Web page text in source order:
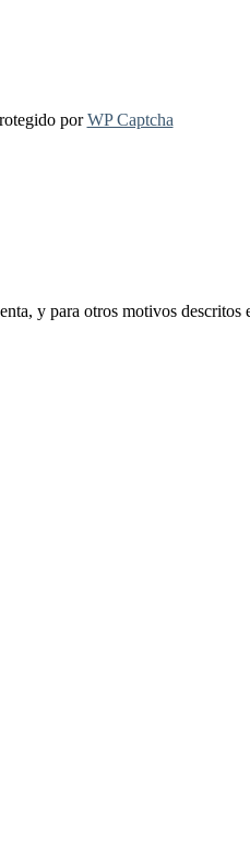
porWP Captcha
y para otros motivos descritos